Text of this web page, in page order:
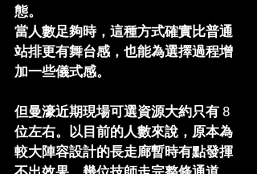
態。
當人數足夠時，這種方式確實比普通
站排更有舞台感，也能為選擇過程增
加一些儀式感。
但曼濠近期現場可選資源大約只有 8
位左右。以目前的人數來說，原本為
較大陣容設計的長走廊暫時有點發揮